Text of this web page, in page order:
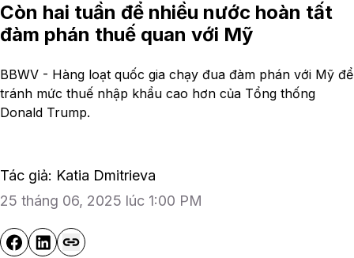
Còn hai tuần để nhiều nước hoàn tất
đàm phán thuế quan với Mỹ
BBWV - Hàng loạt quốc gia chạy đua đàm phán với Mỹ để
tránh mức thuế nhập khẩu cao hơn của Tổng thống
Donald Trump.
Tác giả: Katia Dmitrieva
25 tháng 06, 2025 lúc 1:00 PM